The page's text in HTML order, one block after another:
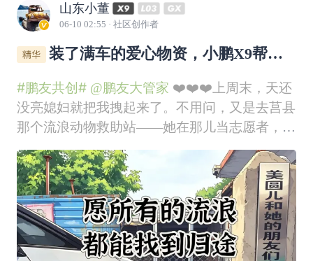
山东小董
06-10 02:55 · 社区创作者
装了满车的爱心物资，小鹏X9帮媳
#鹏友共创# @鹏友大管家 ❤️❤️❤️上周末，天还
没亮媳妇就把我拽起来了。不用问，又是去莒县
那个流浪动物救助站——她在那儿当志愿者，隔
三差五就往那儿跑。站里300多条狗，200多只
猫，她每一只都叫得上名字。这次的任务，是把
日照好心人捐赠的一批物资送过去。主要是旧衣
服和被褥，还有一些狗粮猫粮和罐头。